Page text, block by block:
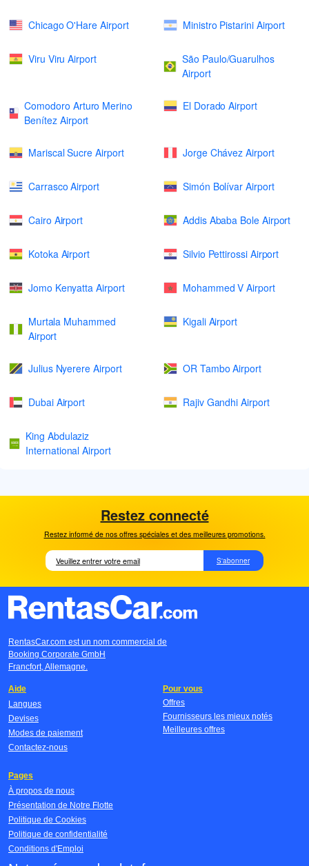
Chicago O'Hare Airport Ministro Pistarini Airport
Viru Viru Airport
São Paulo/Guarulhos
Airport
Comodoro Arturo Merino
Benítez Airport
El Dorado Airport
Mariscal Sucre Airport Jorge Chávez Airport
Carrasco Airport Simón Bolívar Airport
Cairo Airport Addis Ababa Bole Airport
Kotoka Airport Silvio Pettirossi Airport
Jomo Kenyatta Airport Mohammed V Airport
Murtala Muhammed
Airport
Kigali Airport
Julius Nyerere Airport OR Tambo Airport
Dubai Airport Rajiv Gandhi Airport
King Abdulaziz
International Airport
Restez connecté
Restez informé de nos offres spéciales et des meilleures promotions.
S'abonner
RentasCar.com est un nom commercial de
Booking Corporate GmbH
Francfort, Allemagne.
Aide
Langues
Devises
Modes de paiement
Contactez-nous
Pour vous
Offres
Fournisseurs les mieux notés
Meilleures offres
Pages
À propos de nous
Présentation de Notre Flotte
Politique de Cookies
Politique de confidentialité
Conditions d'Emploi